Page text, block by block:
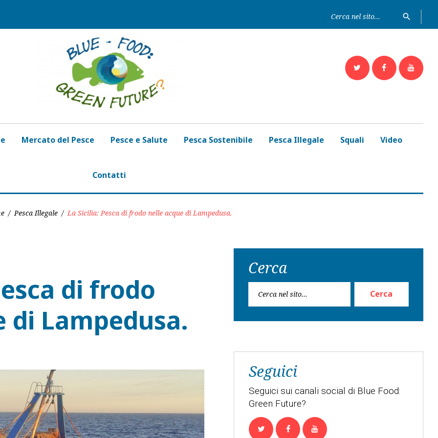
per:
search
Mercato del Pesce Pesce e Salute Pesca Sostenibile Pesca Illegale Squali Video
Contatti
/ Pesca Illegale / La Sicilia: Pesca di frodo nelle acque di Lampedusa.
di frodo
di Lampedusa.
Cerca
Cerca
Seguici
Seguici sui canali social di Blue Food:
Green Future?